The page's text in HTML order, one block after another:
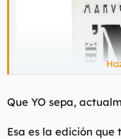
Que YO sepa,
Esa es la edición que